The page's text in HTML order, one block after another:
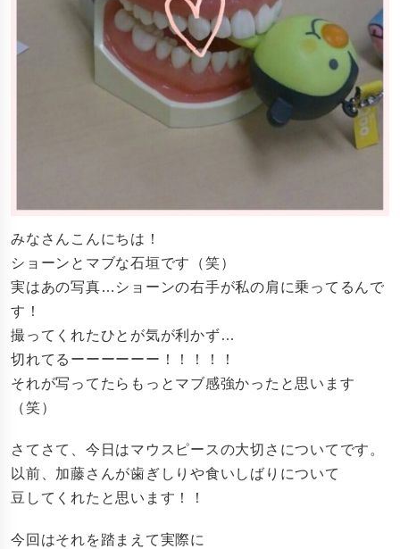
みなさんこんにちは！
ショーンとマブな石垣です（笑）
実はあの写真…ショーンの右手が私の肩に乗ってるんで
す！
撮ってくれたひとが気が利かず…
切れてるーーーーーー！！！！！
それが写ってたらもっとマブ感強かったと思います
（笑）
さてさて、今日はマウスピースの大切さについてです。
以前、加藤さんが歯ぎしりや食いしばりについて
豆してくれたと思います！！
今回はそれを踏まえて実際に